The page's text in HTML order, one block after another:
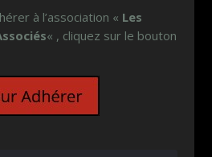
à l’association « Les
« , cliquez sur le bouton